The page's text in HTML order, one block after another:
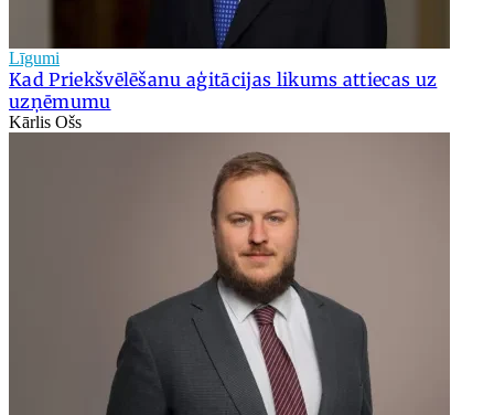
Līgumi
Kad Priekšvēlēšanu aģitācijas likums attiecas uz
uzņēmumu
Kārlis Ošs